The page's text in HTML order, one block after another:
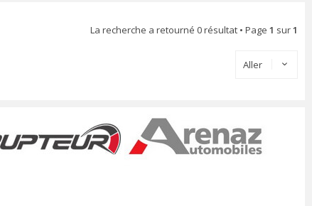
La recherche a retourné 0 résultat • Page 1 sur1
Aller